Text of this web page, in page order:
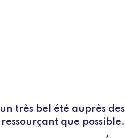
un très bel été auprès des
ressourçant que possible.